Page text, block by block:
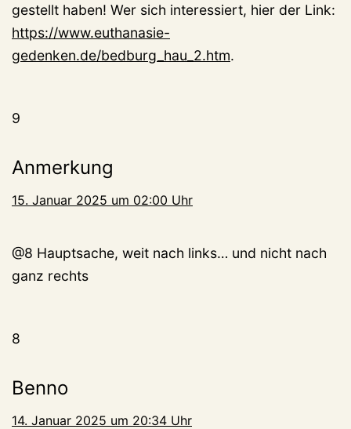
gestellt haben! Wer sich interessiert, hier der Link:
https://www.euthanasie-
gedenken.de/bedburg_hau_2.htm.
9
Anmerkung
15. Januar 2025 um 02:00 Uhr
@8 Hauptsache, weit nach links… und nicht nach
ganz rechts
8
Benno
14. Januar 2025 um 20:34 Uhr